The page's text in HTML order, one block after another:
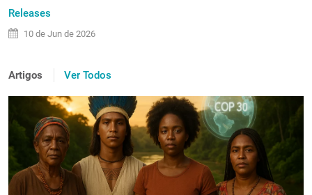
Releases
10 de Jun de 2026
Artigos Ver Todos